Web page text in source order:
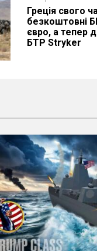
Греція свого
безкоштовні
євро, а тепер
БТР Stryker
Edge Group
українську
пропонує свій
Аби "не
C-130
замовляє два
які інтегрують